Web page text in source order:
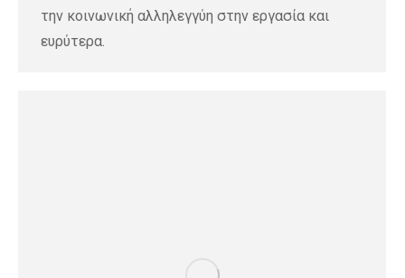
την κοινωνική αλληλεγγύη στην εργασία και
ευρύτερα.